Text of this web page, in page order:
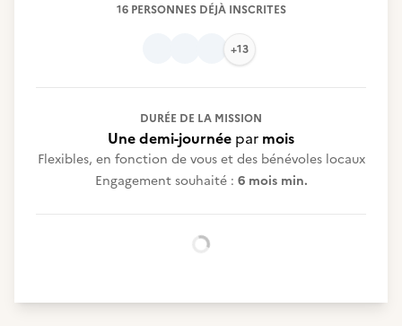
16 PERSONNES DÉJÀ INSCRITES
+13
DURÉE DE LA MISSION
Une demi-journée par mois
Flexibles, en fonction de vous et des bénévoles locaux
Engagement souhaité : 6 mois min.
Chargement...